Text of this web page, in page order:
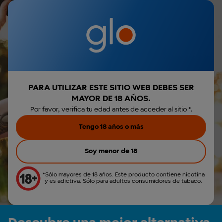
Parece que no has
Crear cuenta
Envio gratis por la compra de Hyper Pro
PARA UTILIZAR ESTE SITIO WEB DEBES SER
MAYOR DE 18 AÑOS.
Por favor, verifica tu edad antes de acceder al sitio *.
Soy menor de 18
Tengo 18 años o más
*Sólo mayores de 18 años. Este producto contiene nicotina
y es adictiva. Sólo para adultos consumidores de tabaco.